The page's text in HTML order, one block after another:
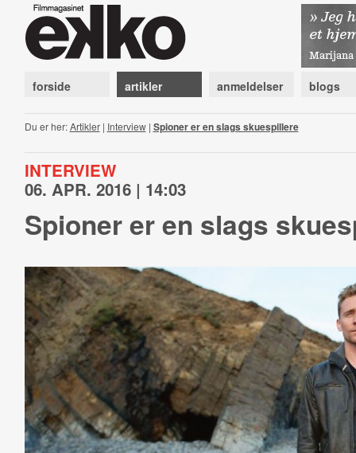
forside artikler anmeldelser blogs
Du er her:Artikler| Interview| Spioner er en slags skuespillere
INTERVIEW
06. APR. 2016 | 14:03
Spioner er en slags